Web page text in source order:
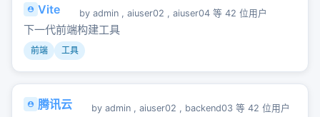
Vite by admin , aiuser02 , aiuser04 等 42 位用户
下一代前端构建工具
前端 工具
腾讯云 by admin , aiuser02 , backend03 等 42 位用户